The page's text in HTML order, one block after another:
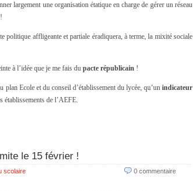
largement une organisation étatique en charge de gérer un réseau
politique affligeante et partiale éradiquera, à terme, la mixité sociale
à l’idée que je me fais du pacte républicain !
Ecole et du conseil d’établissement du lycée, qu’un indicateur
établissements de l’AEFE.
le 15 février !
scolaire 0 commentaire